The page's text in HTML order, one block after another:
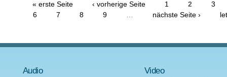
« erste Seite ‹ vorherige Seite 1 2
3
6
7 8 9 … nächste Seite ›
Audio Video